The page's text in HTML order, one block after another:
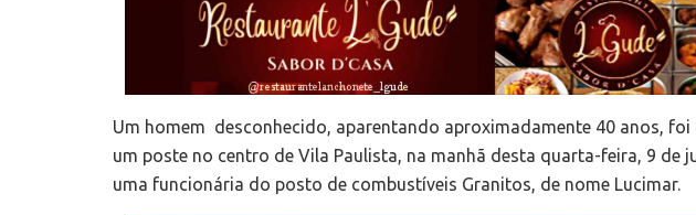
Um homem desconhecido, aparentando aproximadamente 40 anos,
um poste no centro de Vila Paulista, na manhã desta quarta-feira, 9 de
uma funcionária do posto de combustíveis Granitos, de nome Lucimar.